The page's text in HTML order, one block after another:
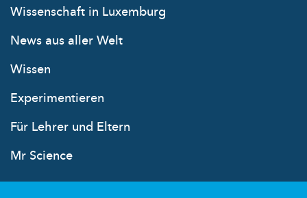
Wissenschaft in Luxemburg
News aus aller Welt
Wissen
Experimentieren
Für Lehrer und Eltern
Mr Science